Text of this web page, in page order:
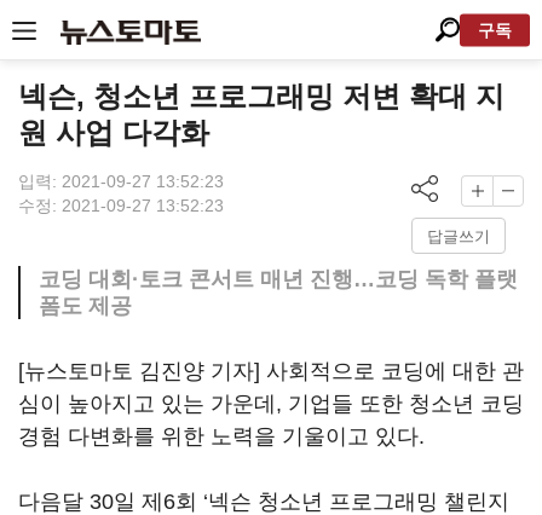
구독
넥슨, 청소년 프로그래밍 저변 확대 지
원 사업 다각화
입력: 2021-09-27 13:52:23
수정: 2021-09-27 13:52:23
답글쓰기
코딩 대회·토크 콘서트 매년 진행…코딩 독학 플랫
폼도 제공
[뉴스토마토 김진양 기자] 사회적으로 코딩에 대한 관
심이 높아지고 있는 가운데, 기업들 또한 청소년 코딩
경험 다변화를 위한 노력을 기울이고 있다.
다음달 30일 제6회 ‘넥슨 청소년 프로그래밍 챌린지